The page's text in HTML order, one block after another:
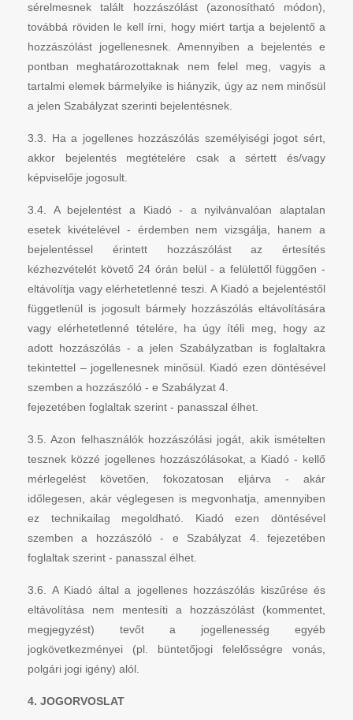
sérelmesnek talált hozzászólást (azonosítható módon),
továbbá röviden le kell írni, hogy miért tartja a bejelentő a
hozzászólást jogellenesnek. Amennyiben a bejelentés e
pontban meghatározottaknak nem felel meg, vagyis a
tartalmi elemek bármelyike is hiányzik, úgy az nem minősül
a jelen Szabályzat szerinti bejelentésnek.
3.3. Ha a jogellenes hozzászólás személyiségi jogot sért,
akkor bejelentés megtételére csak a sértett és/vagy
képviselője jogosult.
3.4. A bejelentést a Kiadó - a nyilvánvalóan alaptalan
esetek kivételével - érdemben nem vizsgálja, hanem a
bejelentéssel érintett hozzászólást az értesítés
kézhezvételét követő 24 órán belül - a felülettől függően -
eltávolítja vagy elérhetetlenné teszi. A Kiadó a bejelentéstől
függetlenül is jogosult bármely hozzászólás eltávolítására
vagy elérhetetlenné tételére, ha úgy ítéli meg, hogy az
adott hozzászólás - a jelen Szabályzatban is foglaltakra
tekintettel – jogellenesnek minősül. Kiadó ezen döntésével
szemben a hozzászóló - e Szabályzat 4.
fejezetében foglaltak szerint - panasszal élhet.
3.5. Azon felhasználók hozzászólási jogát, akik ismételten
tesznek közzé jogellenes hozzászólásokat, a Kiadó - kellő
mérlegelést követően, fokozatosan eljárva - akár
időlegesen, akár véglegesen is megvonhatja, amennyiben
ez technikailag megoldható. Kiadó ezen döntésével
szemben a hozzászóló - e Szabályzat 4. fejezetében
foglaltak szerint - panasszal élhet.
3.6. A Kiadó által a jogellenes hozzászólás kiszűrése és
eltávolítása nem mentesíti a hozzászólást (kommentet,
megjegyzést) tevőt a jogellenesség egyéb
jogkövetkezményei (pl. büntetőjogi felelősségre vonás,
polgári jogi igény) alól.
4. JOGORVOSLAT